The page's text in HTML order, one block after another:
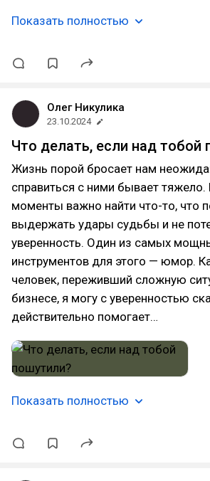
Показать полностью
Олег Никулика
23.10.2024
Что делать, если над тобой
Жизнь порой бросает нам
справиться с ними бывает тяжело.
моменты важно найти что-то, что
выдержать удары судьбы и не
уверенность. Один из самых
инструментов для этого — юмор.
человек, переживший сложную
бизнесе, я могу с уверенностью
действительно помогает…
Показать полностью